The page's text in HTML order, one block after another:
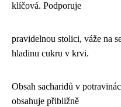
klíčová. Podporuje
pravidelnou stolici, váže na
hladinu cukru v krvi.
Obsah sacharidů v
obsahuje přibližně